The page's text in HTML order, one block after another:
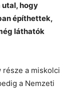
utal, hogy
építhettek,
láthatók
a miskolci
a Nemzeti